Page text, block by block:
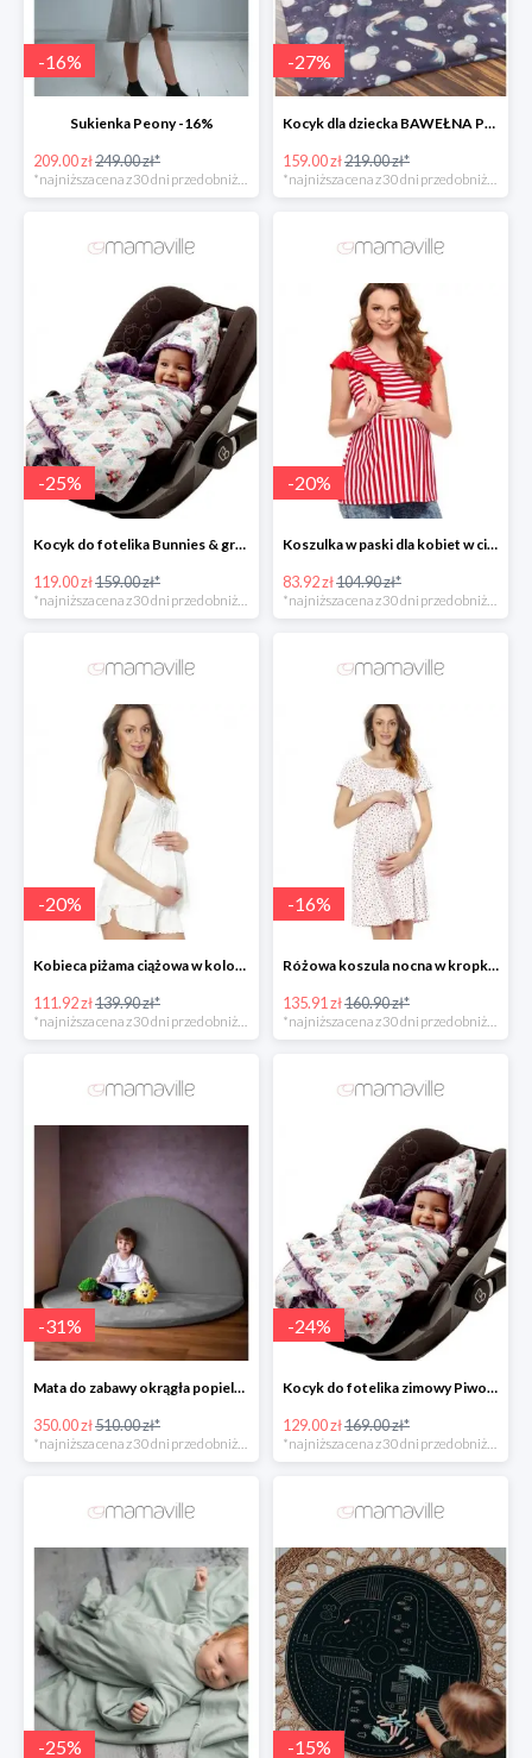
-16%
Sukienka Peony -16%
209.00 zł249.00 zł*
-27%
Kocyk dla dziecka BAWEŁNA PREMIUM -27%
159.00 zł219.00 zł*
-25%
Kocyk do fotelika Bunnies & grey dots -25%
119.00 zł159.00 zł*
-20%
Koszulka w paski dla kobiet w ciąży i kobiet karmiących -20%
83.92 zł104.90 zł*
-20%
Kobieca piżama ciążowa w kolorze białym -20%
111.92 zł139.90 zł*
*najniższa cena z 30 dni przed obniżką
-16%
Różowa koszula nocna w kropki dla kobiet w ciąży -20%
135.91 zł160.90 zł*
*najniższa cena z 30 dni przed obniżką
-31%
Mata do zabawy okrągła popielata MAŁPISZON -31%
350.00 zł510.00 zł*
-24%
Kocyk do fotelika zimowy Piwonie/ Peonie Mi Bebe -23%
129.00 zł169.00 zł*
-25% -15%